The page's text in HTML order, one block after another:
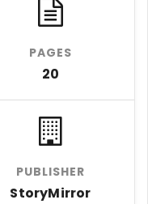
PAGES
20
PUBLISHER
StoryMirror